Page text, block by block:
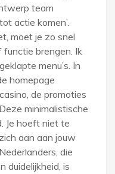
team
actie komen’.
moet je zo snel
functie brengen. Ik
menu’s. In
homepage
de promoties
minimalistische
Je hoeft niet te
aan aan jouw
die
duidelijkheid, is